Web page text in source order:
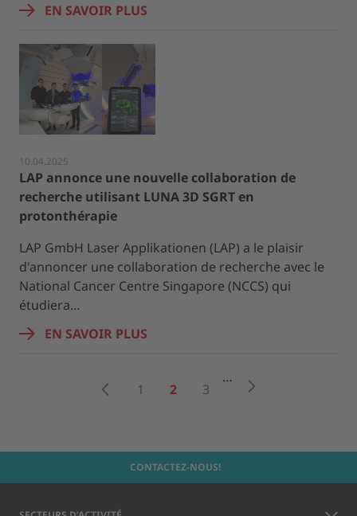
EN SAVOIR PLUS
10.04.2025
LAP annonce une nouvelle collaboration de
recherche utilisant LUNA 3D SGRT en
protonthérapie
LAP GmbH Laser Applikationen (LAP) a le plaisir
d'annoncer une collaboration de recherche avec le
National Cancer Centre Singapore (NCCS) qui
étudiera…
EN SAVOIR PLUS
Retour
1 2 3
…
CONTACTEZ-NOUS!